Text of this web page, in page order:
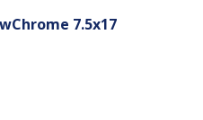
7.5x17